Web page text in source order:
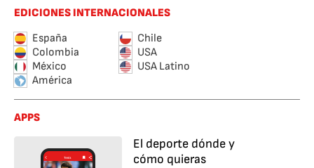
EDICIONES INTERNACIONALES
España
Chile
Colombia
USA
México
USA Latino
América
APPS
El deporte dónde y
cómo quieras